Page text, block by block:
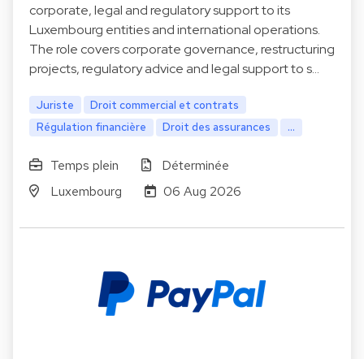
corporate, legal and regulatory support to its
Luxembourg entities and international operations.
The role covers corporate governance, restructuring
projects, regulatory advice and legal support to s…
Juriste
Droit commercial et contrats
Régulation financière
Droit des assurances ...
Temps plein
Déterminée
Luxembourg
06 Aug 2026